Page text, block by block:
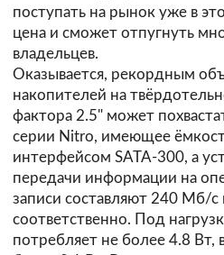
поступать на рынок уже в
цена и сможет отпугнуть
владельцев.
Оказывается, рекордным
накопителей на
фактора 2.5" может
серии Nitro, имеющее
интерфейсом SATA-300, а
передачи информации на
записи составляют 240 Мб/
соответственно. Под
потребляет не более 4.8 Вт,